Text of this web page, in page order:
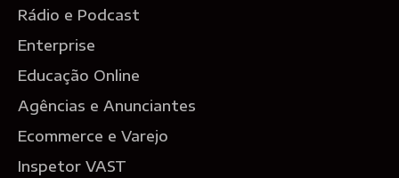
Rádio e Podcast
Enterprise
Educação Online
Agências e Anunciantes
Ecommerce e Varejo
Inspetor VAST